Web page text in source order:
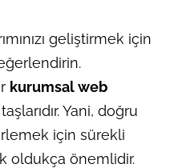
geliştirmek için
kurumsal web
Yani, doğru
için sürekli
oldukça önemlidir.